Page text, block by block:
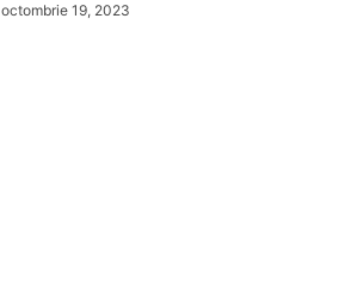
octombrie 19, 2023